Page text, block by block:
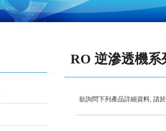
RO 逆滲透機系
欲詢問下列產品詳細資料, 請